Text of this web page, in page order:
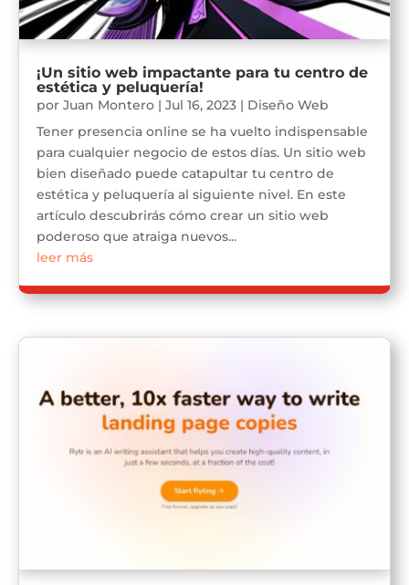
¡Un sitio web impactante para tu centro de
estética y peluquería!
porJuan Montero |Jul 16, 2023 | Diseño Web
Tener presencia online se ha vuelto indispensable
para cualquier negocio de estos días. Un sitio web
bien diseñado puede catapultar tu centro de
estética y peluquería al siguiente nivel. En este
artículo descubrirás cómo crear un sitio web
poderoso que atraiga nuevos...
leer más